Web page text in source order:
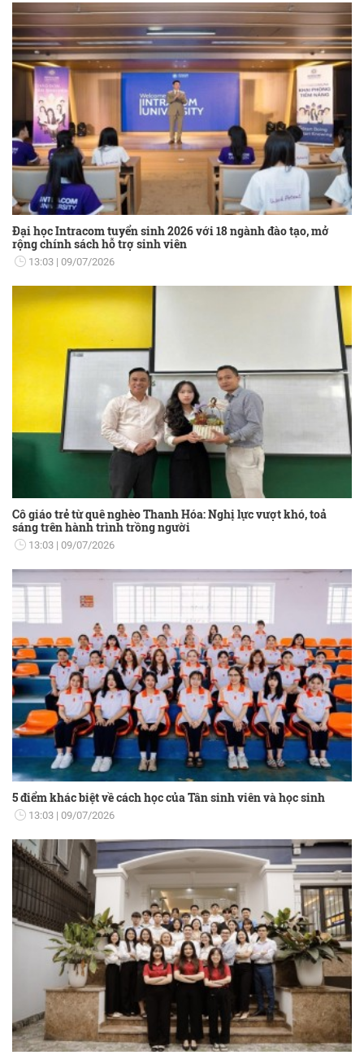
Đại học Intracom tuyển sinh 2026 với 18 ngành đào tạo, mở
rộng chính sách hỗ trợ sinh viên
13:03 09/07/2026
Cô giáo trẻ từ quê nghèo Thanh Hóa: Nghị lực vượt khó, toả
sáng trên hành trình trồng người
13:03 09/07/2026
5 điểm khác biệt về cách học của Tân sinh viên và học sinh
13:03 09/07/2026